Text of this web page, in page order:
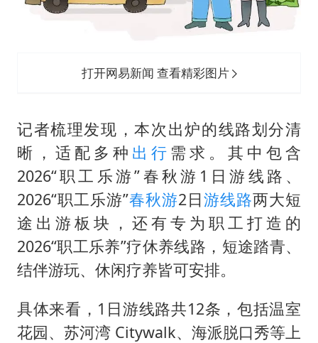
奋进开新局 实干挑大梁
打开网易新闻 查看精彩图片
记者梳理发现，本次出炉的线路划分清
晰，适配多种 出行 需求。其中包含
2026“职工乐游”春秋游1日游线路、
2026“职工乐游”春秋游2日游线路两大短
途出游板块，还有专为职工打造的
2026“职工乐养”疗休养线路，短途踏青、
结伴游玩、休闲疗养皆可安排。
具体来看，1日游线路共12条，包括温室
花园、苏河湾 Citywalk、海派脱口秀等上